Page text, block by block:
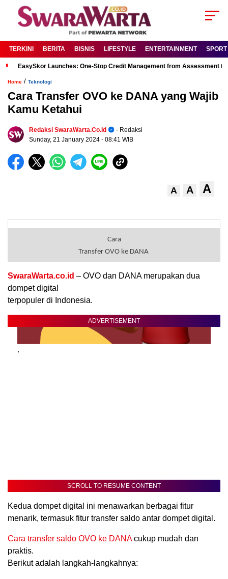
TERKINI BERITA BISNIS LIFESTYLE ENTERTAINMENT SPORT
EasySkor Launches: One-Stop Credit Management from Assessment
Home / Teknologi
Cara Transfer OVO ke DANA yang Wajib
Kamu Ketahui
Redaksi SwaraWarta.co.id
- Redaksi
Sunday, 21 January 2024 - 08:41 WIB
A A A
Cara
Transfer OVO ke DANA
SwaraWarta.co.id – OVO dan DANA merupakan dua
dompet digital
terpopuler di Indonesia.
ADVERTISEMENT
.
SCROLL TO RESUME CONTENT
Kedua dompet digital ini menawarkan berbagai fitur
menarik, termasuk fitur transfer saldo antar dompet digital.
Cara transfer saldo OVO ke DANAcukup mudah dan
praktis.
Berikut adalah langkah-langkahnya: